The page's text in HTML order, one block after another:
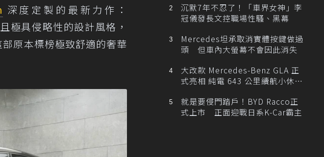
深度定製的最新力作：
極具侵略性的設計風格，
原本標榜極致舒適的奢華
沉默7年不忍了！「車界女神」李
冠儀發長文控職場性騷、黑幕
Mercedes坦承取消實體按鍵做過
頭 但車內大螢幕不會因此消失
大改款 Mercedes-Benz GLA 正
式亮相 純電 643 公里續航小休
就是要侵門踏戶！BYD Racco正
式上市 正面迎戰日系K-Car霸主